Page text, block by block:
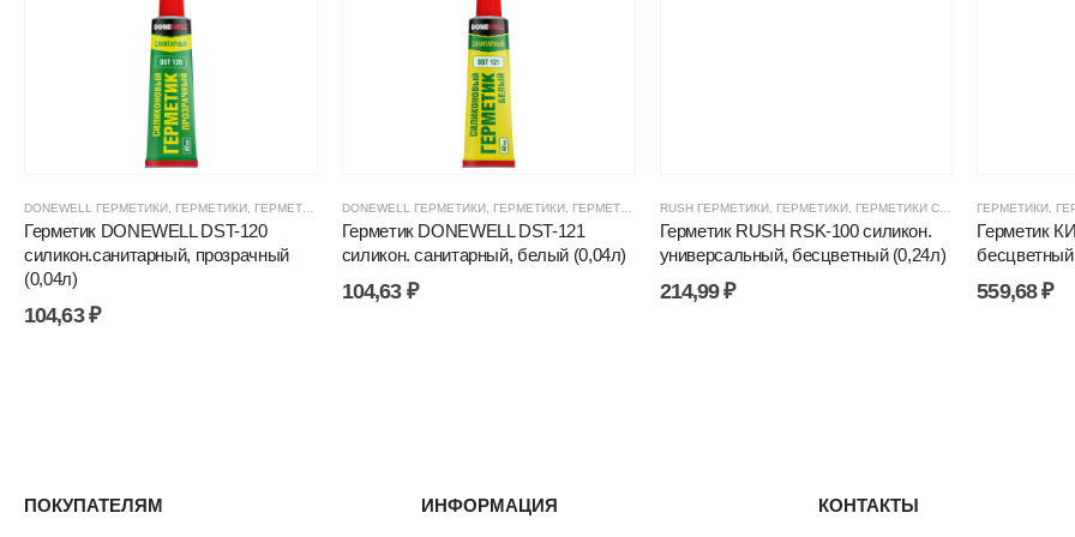
DONEWELL ГЕРМЕТИКИ, ГЕРМЕТИКИ, ГЕРМЕТИКИ СИЛИКОНОВЫЕ ,ГЕРМЕТИКИ, КЛЕИ, ПЕНЫ,ЦЕНОВЫЕ ГРУППЫ
Герметик DONEWELL DST-120
силикон.санитарный, прозрачный
(0,04л)
104,63₽
DONEWELL ГЕРМЕТИКИ, ГЕРМЕТИКИ, ГЕРМЕТИКИ СИЛИКОНОВЫЕ ,ГЕРМЕТИКИ, КЛЕИ, ПЕНЫ,ЦЕНОВЫЕ ГРУППЫ
Герметик DONEWELL DST-121
силикон. санитарный, белый (0,04л)
104,63 ₽
RUSH ГЕРМЕТИКИ, ГЕРМЕТИКИ, ГЕРМЕТИКИ СИЛИКОНОВЫЕ ,
Герметик RUSH RSK-100 силикон.
универсальный, бесцветный (0,24л)
214,99₽
ГЕРМЕТИКИ,
Герметик
559,68₽
ПОКУПАТЕЛЯМ ИНФОРМАЦИЯ КОНТАКТЫ